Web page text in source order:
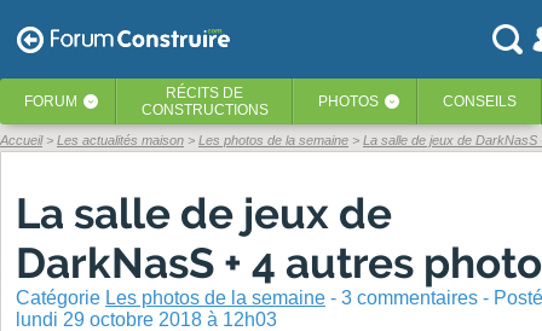
FORUM ‹ RÉCITS DE
CONSTRUCTIONS
PHOTOS ‹ CONSEILS
Accueil Les actualités maison Les photos de la semaine La salle de jeux de DarkNasS
La salle de jeux de
DarkNasS + 4 autres
Catégorie Les photos de la semaine - 3 commentaires -
lundi 29 octobre 2018 à 12h03